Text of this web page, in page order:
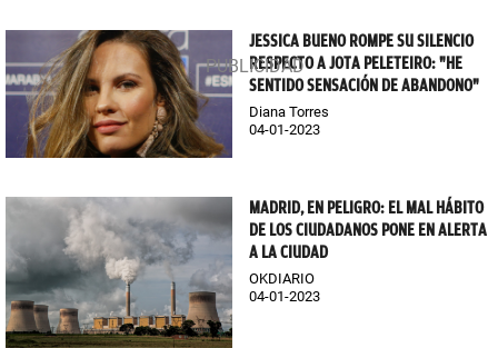
JESSICA BUENO ROMPE SU SILENCIO
RESPECTO A JOTA PELETEIRO: "HE
SENTIDO SENSACIÓN DE ABANDONO"
Diana Torres
04-01-2023
MADRID, EN PELIGRO: EL MAL HÁBITO
DE LOS CIUDADANOS PONE EN ALERTA
A LA CIUDAD
OKDIARIO
04-01-2023